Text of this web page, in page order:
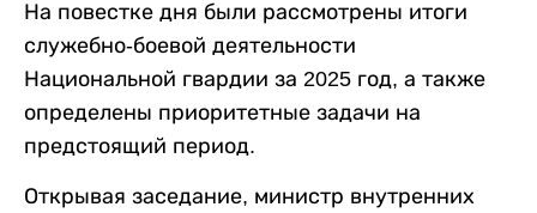
На повестке дня были рассмотрены итоги
служебно-боевой деятельности
Национальной гвардии за 2025 год, а также
определены приоритетные задачи на
предстоящий период.
Открывая заседание, министр внутренних